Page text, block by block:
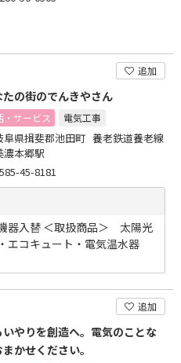
追加
たの街のでんきやさん
・サービス 電気工事
阜県揖斐郡池田町 養老鉄道養老線
濃本郷駅
45-8181
器入替 ＜取扱商品＞ 太陽光
エコキュート・電気温水器
追加
いやりを創造へ。電気のことな
まかせください。